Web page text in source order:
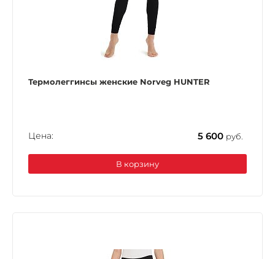
Термолеггинcы женские Norveg HUNTER
Цена: 5 600 руб.
В корзину